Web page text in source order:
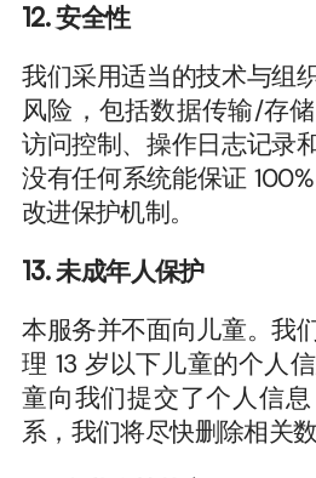
12. 安全性
我们采用适当的技术与组
风险，包括数据传输/存
访问控制、操作日志记录
没有任何系统能保证
改进保护机制。
13. 未成年人保护
本服务并不面向儿童。我
理 13 岁以下儿童的个人
童向我们提交了个人信
系，我们将尽快删除相关数